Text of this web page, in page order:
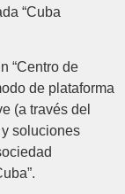
“Cuba
“Centro de
de plataforma
(a través del
soluciones